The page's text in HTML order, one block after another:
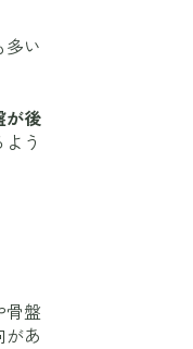
い
が後
う
骨盤
があ